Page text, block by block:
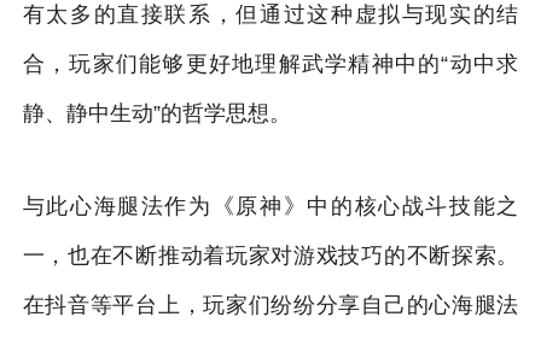
有太多的直接联系，但通过这种虚拟与现实的结
合，玩家们能够更好地理解武学精神中的“动中求
静、静中生动”的哲学思想。
与此心海腿法作为《原神》中的核心战斗技能之
一，也在不断推动着玩家对游戏技巧的不断探索。
在抖音等平台上，玩家们纷纷分享自己的心海腿法